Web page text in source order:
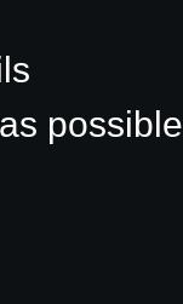
possible!